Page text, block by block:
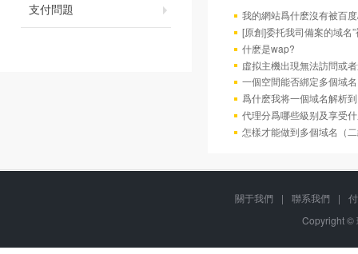
支付問題
我的網站爲什麽沒有被百
[原創]委托我司備案的域名
什麽是wap?
虛拟主機出現無法訪問或
一個空間能否綁定多個域
爲什麽我将一個域名解析
代理分爲哪些級别及享受
怎樣才能做到多個域名（
關于我們 | 聯系我們 |
Copyright ©